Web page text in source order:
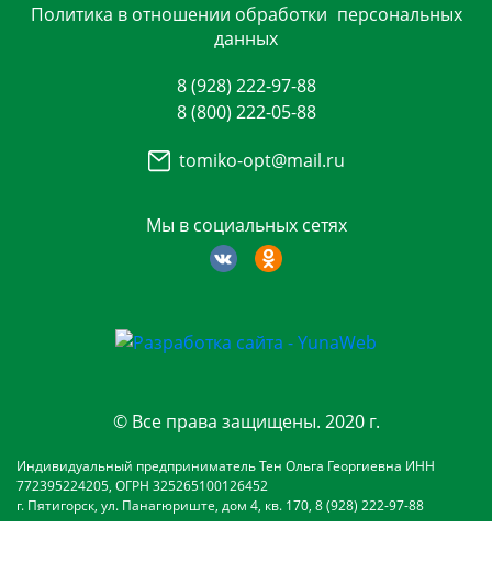
Политика в отношении обработки персональных
данных
Мы в социальных сетях
8 (928) 222-97-88
8 (800) 222-05-88
tomiko-opt@mail.ru
© Все права защищены. 2020 г.
Индивидуальный предприниматель Тен Ольга Георгиевна ИНН
772395224205, ОГРН 325265100126452
г. Пятигорск, ул. Панагюриште, дом 4, кв. 170, 8 (928) 222-97-88